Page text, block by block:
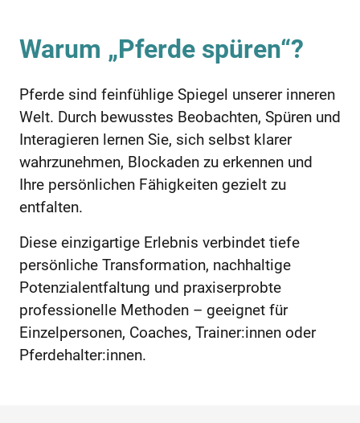
Warum „Pferde spüren“?
Pferde sind feinfühlige Spiegel unserer inneren
Welt. Durch bewusstes Beobachten, Spüren und
Interagieren lernen Sie, sich selbst klarer
wahrzunehmen, Blockaden zu erkennen und
Ihre persönlichen Fähigkeiten gezielt zu
entfalten.
Diese einzigartige Erlebnis verbindet tiefe
persönliche Transformation, nachhaltige
Potenzialentfaltung und praxiserprobte
professionelle Methoden – geeignet für
Einzelpersonen, Coaches, Trainer:innen oder
Pferdehalter:innen.